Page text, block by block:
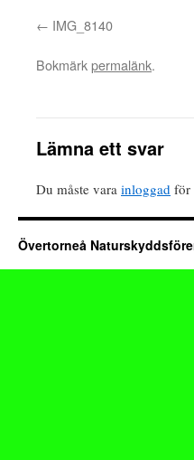
IMG_8140
Bokmärkpermalänk.
Lämna ett svar
Du måste vara inloggad för
Övertorneå